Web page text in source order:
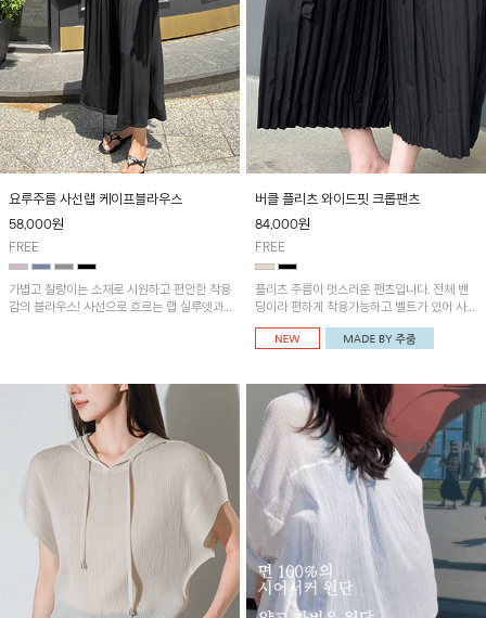
요루주름 사선랩 케이프블라우스
58,000원
FREE
가볍고 찰랑이는 소재로 시원하고 편안한 착용
감의 블라우스! 사선으로 흐르는 랩 실루엣과
버클 플리츠 와이드핏 크롭팬츠
84,000원
FREE
플리츠 주름이 멋스러운 팬츠입니다. 전체 밴
딩이라 편하게 착용가능하고 벨트가 있어 사이
즈 조절이 가능해요~